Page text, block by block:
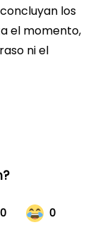
los
el momento,
ni el